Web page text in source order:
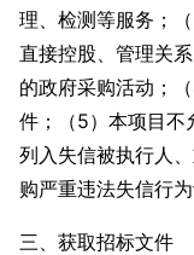
理、检测等服务；
直接控股、管理关
的政府采购活动；
件；（5）本项目不
列入失信被执行人
购严重违法失信行
三、获取招标文件